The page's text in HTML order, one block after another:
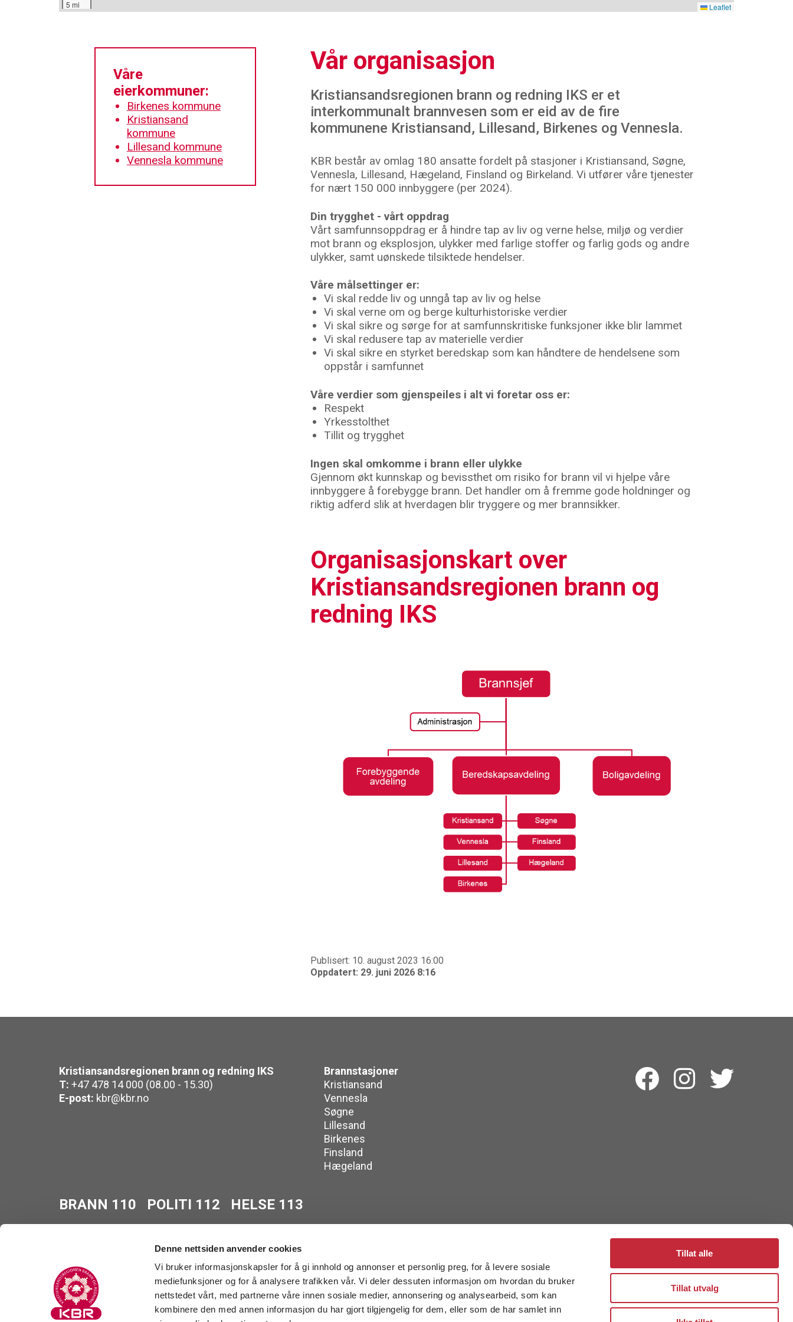
Denne nettsiden anvender cookies
Vi bruker informasjonskapsler for å gi innhold og annonser et personlig preg, for å levere sosiale
mediefunksjoner og for å analysere trafikken vår. Vi deler dessuten informasjon om hvordan du bruker
nettstedet vårt, med partnerne våre innen sosiale medier, annonsering og analysearbeid, som kan
kombinere den med annen informasjon du har gjort tilgjengelig for dem, eller som de har samlet inn
Tillat alle
Tillat utvalg
5 mi
Leaflet
Vår organisasjon
Kristiansandsregionen brann og redning IKS er et
interkommunalt brannvesen som er eid av de fire
kommunene Kristiansand, Lillesand, Birkenes og Vennesla.
KBR består av omlag 180 ansatte fordelt på stasjoner i Kristiansand, Søgne,
Vennesla, Lillesand, Hægeland, Finsland og Birkeland. Vi utfører våre tjenester
for nært 150 000 innbyggere (per 2024).
Din trygghet - vårt oppdrag
Vårt samfunnsoppdrag er å hindre tap av liv og verne helse, miljø og verdier
mot brann og eksplosjon, ulykker med farlige stoffer og farlig gods og andre
ulykker, samt uønskede tilsiktede hendelser.
Våre målsettinger er:
Vi skal redde liv og unngå tap av liv og helse
Vi skal verne om og berge kulturhistoriske verdier
Vi skal sikre og sørge for at samfunnskritiske funksjoner ikke blir lammet
Vi skal redusere tap av materielle verdier
Vi skal sikre en styrket beredskap som kan håndtere de hendelsene som
oppstår i samfunnet
Våre verdier som gjenspeiles i alt vi foretar oss er:
Respekt
Yrkesstolthet
Tillit og trygghet
Ingen skal omkomme i brann eller ulykke
Gjennom økt kunnskap og bevissthet om risiko for brann vil vi hjelpe våre
innbyggere å forebygge brann. Det handler om å fremme gode holdninger og
riktig adferd slik at hverdagen blir tryggere og mer brannsikker.
Organisasjonskart over
Kristiansandsregionen brann og
redning IKS
Publisert: 10. august 2023 16:00
Oppdatert: 29. juni 2026 8:16
Våre
eierkommuner:
Birkenes kommune
Kristiansand
kommune
Lillesand kommune
Vennesla kommune
Kristiansandsregionen brann og redning IKS
T: +47 478 14 000 (08.00 - 15.30)
E-post: kbr@kbr.no
Brannstasjoner
Kristiansand
Vennesla
Søgne
Lillesand
Birkenes
Finsland
Hægeland
BRANN 110 POLITI 112 HELSE 113
Personvern Tilgjengelighetserklæring/Aktsomhetsvurdering
© 2026 Kristiansandsregionen brann og redning IKS. All rights reserved.